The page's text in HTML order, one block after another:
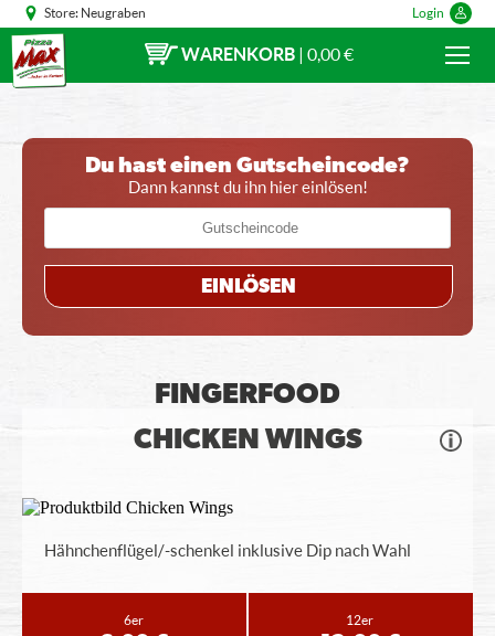
Store: Neugraben Login
WARENKORB | 0,00 €
Du hast einen Gutscheincode?
Dann kannst du ihn hier einlösen!
EINLÖSEN
FINGERFOOD
CHICKEN WINGS
Hähnchenflügel/-schenkel inklusive Dip nach Wahl
6er 12er